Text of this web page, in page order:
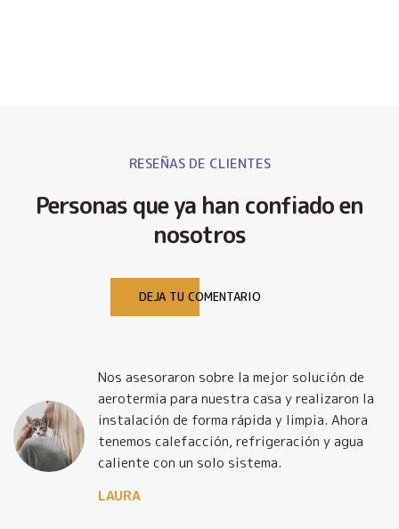
RESEÑAS DE CLIENTES
Personas que ya han confiado en
nosotros
DEJA TU COMENTARIO
Nos asesoraron sobre la mejor solución de
aerotermia para nuestra casa y realizaron la
instalación de forma rápida y limpia. Ahora
tenemos calefacción, refrigeración y agua
caliente con un solo sistema.
LAURA